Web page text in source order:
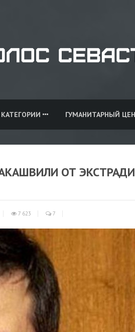
КАТЕГОРИИ ГУМАНИТАРНЫЙ
ОТ
7 623 7